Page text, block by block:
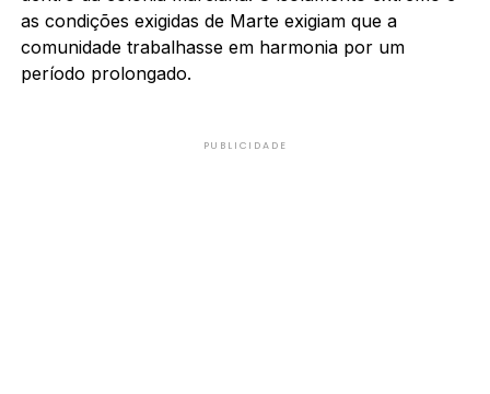
as condições exigidas de Marte exigiam que a
comunidade trabalhasse em harmonia por um
período prolongado.
PUBLICIDADE